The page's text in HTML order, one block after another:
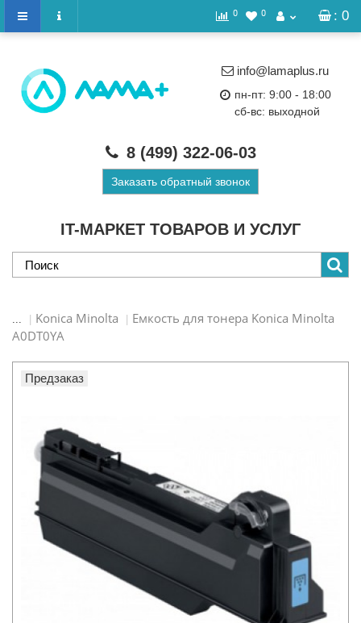
: 0
0 0
IT-МАРКЕТ ТОВАРОВ И УСЛУГ
info@lamaplus.ru
пн-пт: 9:00 - 18:00
сб-вс: выходной
8 (499) 322-06-03
Заказать обратный звонок
... Konica Minolta
Емкость для тонера Konica Minolta
A0DT0YA
Предзаказ